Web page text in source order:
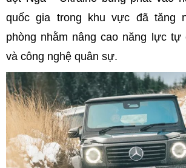
quốc gia trong khu vực đã tăng
phòng nhằm nâng cao năng lực tự
và công nghệ quân sự.